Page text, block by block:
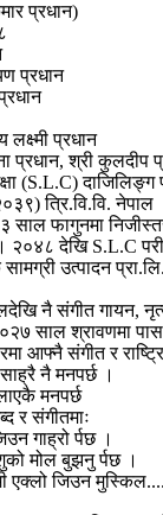
प्रधान)
प्रधान
लक्ष्मी प्रधान
प्रधान, श्री कुलदीप
(S.L.C) दाजिलिङ्ग
त्रि.वि.वि. नेपाल
साल फागुनमा
२०४८ देखि S.L.C
उत्पादन
नै संगीत गायन,
साल श्रावणमा
आफ्नै संगीत र
नै मनपर्छ ।
मनपर्छ
र संगीतमाः
गाह्रो र्पछ ।
मोल बुझनु र्पछ ।
एक्लो जिउन